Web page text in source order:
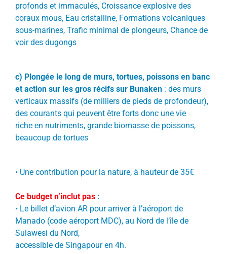
profonds et immaculés, Croissance explosive des
coraux mous, Eau cristalline, Formations volcaniques
sous-marines, Trafic minimal de plongeurs, Chance de
voir des dugongs
c) Plongée le long de murs, tortues, poissons en banc
et action sur les gros récifs sur Bunaken : des murs
verticaux massifs (de milliers de pieds de profondeur),
des courants qui peuvent être forts donc une vie
riche en nutriments, grande biomasse de poissons,
beaucoup de tortues
• Une contribution pour la nature, à hauteur de 35€
Ce budget n’inclut pas :
• Le billet d’avion AR pour arriver à l’aéroport de
Manado (code aéroport MDC), au Nord de l’île de
Sulawesi du Nord,
accessible de Singapour en 4h.